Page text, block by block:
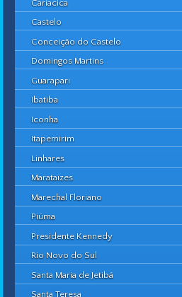
Cariacica
Castelo
Conceição do Castelo
Domingos Martins
Guarapari
Ibatiba
Iconha
Itapemirim
Linhares
Marataízes
Marechal Floriano
Piúma
Presidente Kennedy
Rio Novo do Sul
Santa Maria de Jetibá
Santa Teresa